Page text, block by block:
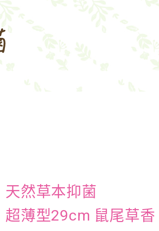
天然草本抑菌
超薄型29cm 鼠尾草香